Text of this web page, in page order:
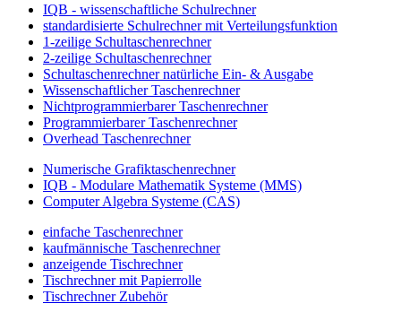
IQB - wissenschaftliche Schulrechner
standardisierte Schulrechner mit Verteilungsfunktion
1-zeilige Schultaschenrechner
2-zeilige Schultaschenrechner
Schultaschenrechner natürliche Ein- & Ausgabe
Wissenschaftlicher Taschenrechner
Nichtprogrammierbarer Taschenrechner
Programmierbarer Taschenrechner
Overhead Taschenrechner
Numerische Grafiktaschenrechner
IQB - Modulare Mathematik Systeme (MMS)
Computer Algebra Systeme (CAS)
einfache Taschenrechner
kaufmännische Taschenrechner
anzeigende Tischrechner
Tischrechner mit Papierrolle
Tischrechner Zubehör